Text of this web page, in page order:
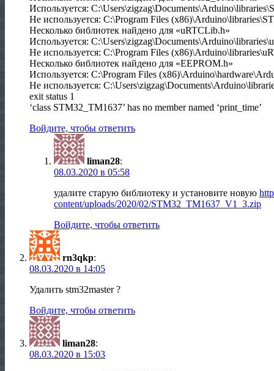
Используется:
Не используется: C:\Program Files
Несколько библиотек найдено для «uRTCLib.h»
Используется:
Не используется: C:\Program Files
Несколько библиотек найдено для «EEPROM.h»
Используется: C:\Program Files
Не используется:
exit status 1
‘class STM32_TM1637’ has no member named ‘print_time’
Войдите, чтобы ответить
liman28:
08.03.2020 в 05:58
удалите старую библиотеку и установите новую
content/uploads/2020/02/STM32_TM1637_V1_3.zip
Войдите, чтобы ответить
rn3qkp:
08.03.2020 в 14:05
Удалить stm32master ?
Войдите, чтобы ответить
liman28:
08.03.2020 в 15:03